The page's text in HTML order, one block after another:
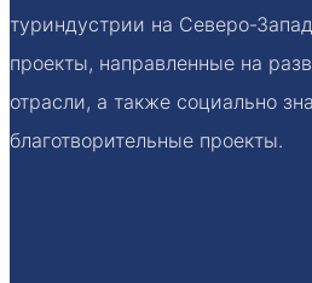
туриндустрии на Северо-
проекты, направленные на
отрасли, а также социально
благотворительные проекты.